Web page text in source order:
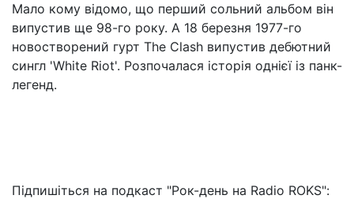
Мало кому відомо, що перший сольний альбом він
випустив ще 98-го року. А 18 березня 1977-го
новостворений гурт The Clash випустив дебютний
сингл 'White Riot'. Розпочалася історія однієї із панк-
легенд.
Підпишіться на подкаст "Рок-день на Radio ROKS":